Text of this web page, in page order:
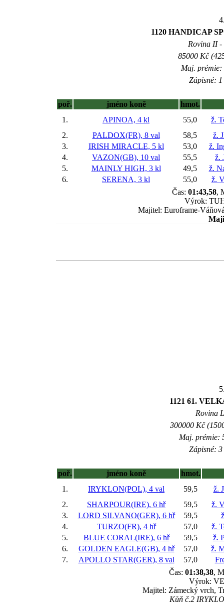
1120 HANDICAP
Rovina II -
85000 Kč
Maj. prémie:
Zápisné:
poř. jméno koně
hmot.
1.
APINOA, 4 kl 55,0
ž.
2.
PALDOX(FR), 8 val 58,5
ž.
3.
IRISH MIRACLE, 5 kl 53,0
ž.
4.
VAZON(GB), 10 val 55,5
ž.
5.
MAINLY HIGH, 3 kl 49,5
ž.
6.
SERENA, 3 kl 55,0
ž.
Čas: 01:43,58,
Výrok:
Majitel: Euroframe-
1121 61.
Rovina
300000 Kč
Maj. prémie:
Zápisné:
poř. jméno koně
hmot.
1.
IRYKLON(POL), 4 val 59,5
ž.
2.
SHARPOUR(IRE), 6 hř 59,5
ž.
3.
LORD SILVANO(GER), 6 hř 59,5
4.
TURZO(FR), 4 hř 57,0
ž.
5.
BLUE CORAL(IRE), 6 hř 59,5
ž.
6.
GOLDEN EAGLE(GB), 4 hř 57,0
ž.
7.
APOLLO STAR(GER), 8 val 57,0
Čas: 01:38,38,
Výrok:
Majitel: Zámecký vrch,
Kůň č.2